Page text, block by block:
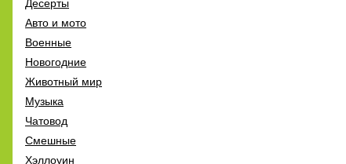
Десерты
Авто и мото
Военные
Новогодние
Животный мир
Музыка
Чатовод
Смешные
Хэллоуин